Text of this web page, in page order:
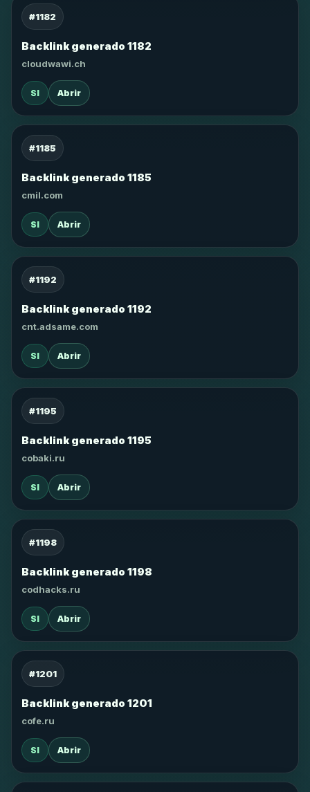
#1182
Backlink generado 1182
cloudwawi.ch
SI Abrir
#1185
Backlink generado 1185
cmil.com
SI Abrir
#1192
Backlink generado 1192
cnt.adsame.com
SI Abrir
#1195
Backlink generado 1195
cobaki.ru
SI Abrir
#1198
Backlink generado 1198
codhacks.ru
SI Abrir
#1201
Backlink generado 1201
cofe.ru
SI Abrir